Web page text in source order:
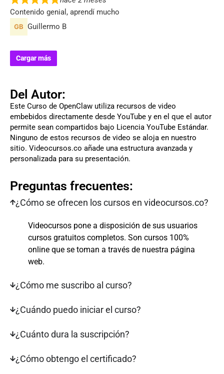
Contenido genial, aprendí mucho
Guillermo B
Cargar más
Del Autor:
Este Curso de OpenClaw utiliza recursos de video
embebidos directamente desde YouTube y en el que el autor
permite sean compartidos bajo Licencia YouTube Estándar.
Ninguno de estos recursos de video se aloja en nuestro
sitio. Videocursos.co añade una estructura avanzada y
personalizada para su presentación.
Preguntas frecuentes:
¿Cómo se ofrecen los cursos en videocursos.co?
Videocursos pone a disposición de sus usuarios
cursos gratuitos completos. Son cursos 100%
online que se toman a través de nuestra página
web.
¿Cómo me suscribo al curso?
¿Cuándo puedo iniciar el curso?
¿Cuánto dura la suscripción?
¿Cómo obtengo el certificado?